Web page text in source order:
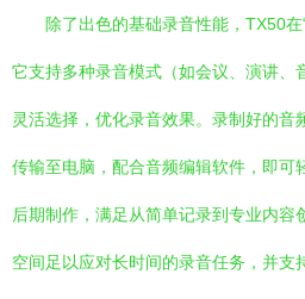
除了出色的基础录音性能，TX50在
它支持多种录音模式（如会议、演讲、
灵活选择，优化录音效果。录制好的音
传输至电脑，配合音频编辑软件，即可
后期制作，满足从简单记录到专业内容
空间足以应对长时间的录音任务，并支